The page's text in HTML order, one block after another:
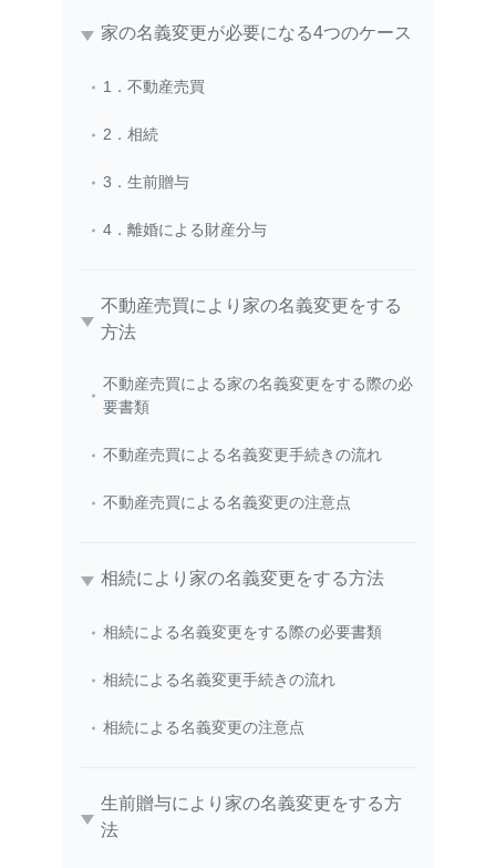
家の名義変更が必要になる4つのケース
1．不動産売買
2．相続
3．生前贈与
4．離婚による財産分与
不動産売買により家の名義変更をする
方法
不動産売買による家の名義変更をする際の必
要書類
不動産売買による名義変更手続きの流れ
不動産売買による名義変更の注意点
相続により家の名義変更をする方法
相続による名義変更をする際の必要書類
相続による名義変更手続きの流れ
相続による名義変更の注意点
生前贈与により家の名義変更をする方
法